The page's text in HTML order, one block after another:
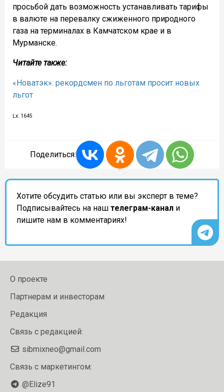
просьбой дать возможность устанавливать тарифы
в валюте на перевалку сжиженного природного
газа на терминалах в Камчатском крае и в
Мурманске.
Читайте также:
«Новатэк»: рекордсмен по льготам просит новых
льгот
Lx: 1645
Поделиться:
Хотите обсудить статью или вы эксперт в теме?
Подписывайтесь на наш телеграм-канал и
пишите нам в комментариях!
О проекте
Партнерам и инвесторам
Редакция
Связь с редакцией:
sibmixneo@gmail.com
Связь с маркетингом:
@Elize91